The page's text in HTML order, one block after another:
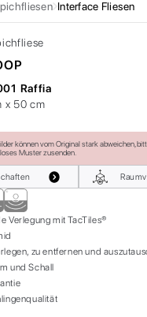
Interface Fliesen
Raffia
x 50 cm
können vom Original stark abweichen,
Muster zusenden.
Verlegung mit TacTiles®
zu entfernen und
und Schall